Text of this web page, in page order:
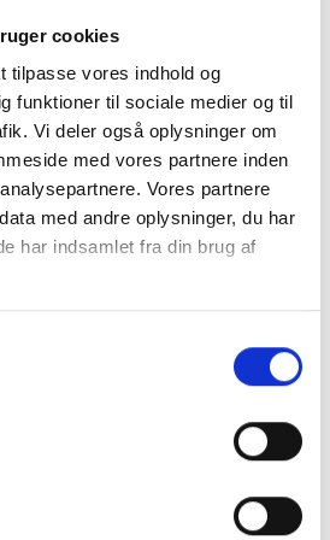
cookies
tilpasse vores indhold og
funktioner til sociale medier og til
Vi deler også oplysninger om
med vores partnere inden
Vores partnere
med andre oplysninger, du har
har indsamlet fra din brug af
Simone Evers
Bent Madsen